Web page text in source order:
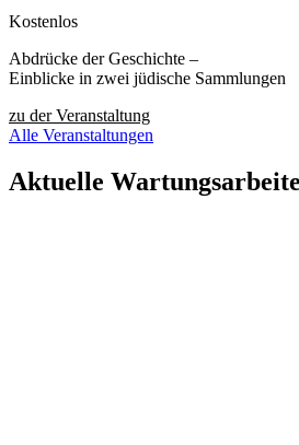
Kostenlos
Abdrücke der Geschichte –
Einblicke in zwei jüdische Sammlungen
zu der Veranstaltung
Alle Veranstaltungen
Aktuelle